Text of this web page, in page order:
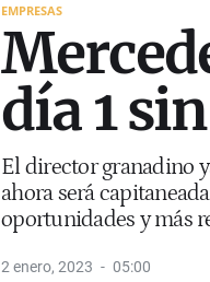
EMPRESAS
día 1
El director granadino
ahora será
oportunidades y más
2 enero, 2023 05:00